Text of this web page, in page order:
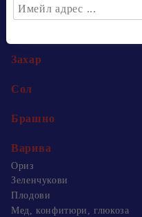
Захар
Сол
Брашно
Варива
Ориз
Зеленчукови
Плодови
Мед, конфитюри, глюкоза